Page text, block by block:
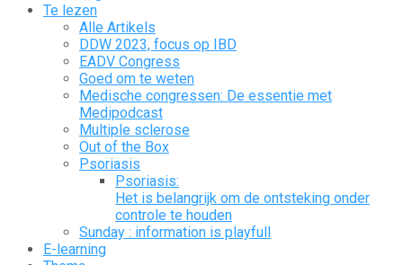
Te lezen
Alle Artikels
DDW 2023, focus op IBD
EADV Congress
Goed om te weten
Medische congressen: De essentie met
Medipodcast
Multiple sclerose
Out of the Box
Psoriasis
Psoriasis:
Het is belangrijk om de ontsteking onder
controle te houden
Sunday : information is playfull
E-learning